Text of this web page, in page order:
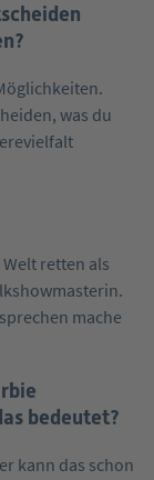
was du
retten als
mache
bedeutet?
kann das schon